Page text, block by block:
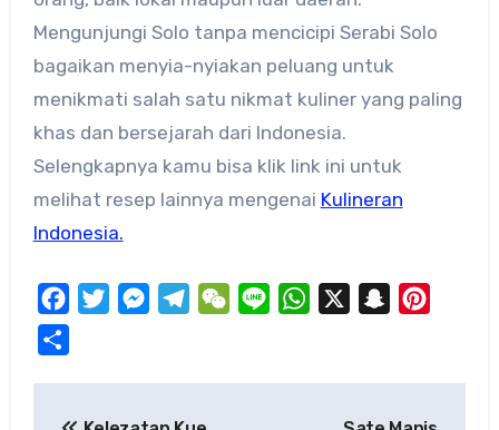
Mengunjungi Solo tanpa mencicipi Serabi Solo
bagaikan menyia-nyiakan peluang untuk
menikmati salah satu nikmat kuliner yang paling
khas dan bersejarah dari Indonesia.
Selengkapnya kamu bisa klik link ini untuk
melihat resep lainnya mengenai Kulineran
Indonesia.
FacebookTwitterMessengerTelegramWeChat
Line WhatsApp Snapchat